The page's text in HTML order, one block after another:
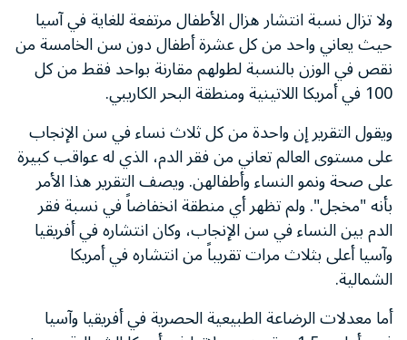
ولا تزال نسبة انتشار هزال الأطفال مرتفعة للغاية في آسيا
حيث يعاني واحد من كل عشرة أطفال دون سن الخامسة من
نقص في الوزن بالنسبة لطولهم مقارنة بواحد فقط من كل
100 في أمريكا اللاتينية ومنطقة البحر الكاريبي.
ويقول التقرير إن واحدة من كل ثلاث نساء في سن الإنجاب
على مستوى العالم تعاني من فقر الدم، الذي له عواقب كبيرة
على صحة ونمو النساء وأطفالهن. ويصف التقرير هذا الأمر
بأنه "مخجل". ولم تظهر أي منطقة انخفاضاً في نسبة فقر
الدم بين النساء في سن الإنجاب، وكان انتشاره في أفريقيا
وآسيا أعلى بثلاث مرات تقريباً من انتشاره في أمريكا
الشمالية.
أما معدلات الرضاعة الطبيعية الحصرية في أفريقيا وآسيا